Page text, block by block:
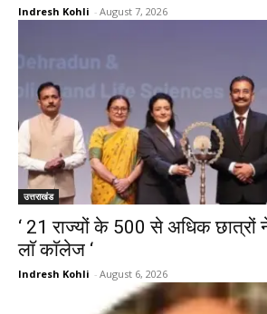
Indresh Kohli - August 7, 2026
उत्तराखंड
‘ 21 राज्यों के 500 से अधिक छात्रों
लाॅ काॅलेज ‘
Indresh Kohli - August 6, 2026